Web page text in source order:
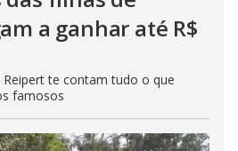
a ganhar até R$
Reipert te contam tudo o que
famosos